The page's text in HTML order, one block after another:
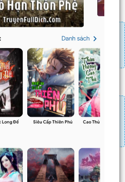
x Số chương, mua combo thì đến
Nạp linh thạch
dụng tiết kiệm thời gian.
sau sẽ không phải ấn mua.
100 và mua 4 chương thìchương
ấn mua.